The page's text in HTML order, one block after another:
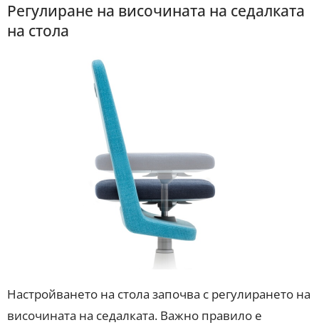
Регулиране на височината на седалката
на стола
Настройването на стола започва с регулирането на
височината на седалката. Важно правило е